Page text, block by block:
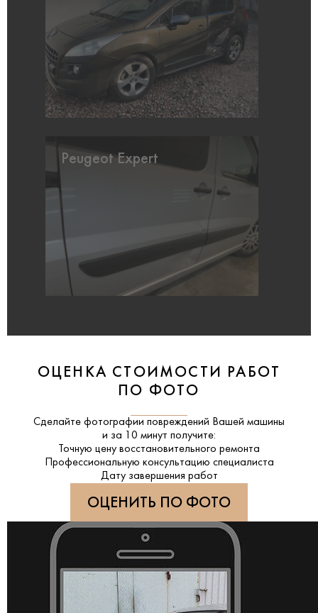
Peugeot Expert
ОЦЕНКА СТОИМОСТИ РАБОТ
ПО ФОТО
Сделайте фотографии повреждений Вашей машины
и за 10 минут получите:
Точную цену восстановительного ремонта
Профессиональную консультацию специалиста
Дату завершения работ
ОЦЕНИТЬ ПО ФОТО